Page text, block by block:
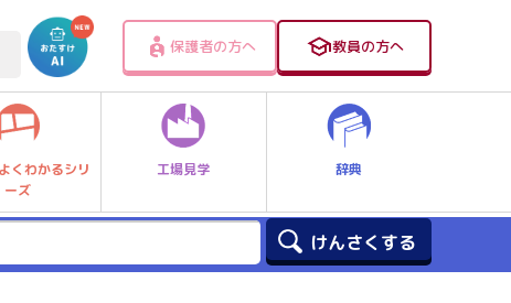
保護者の方へ 教員の方へ
くわかるシリ
ーズ
工場見学 辞典